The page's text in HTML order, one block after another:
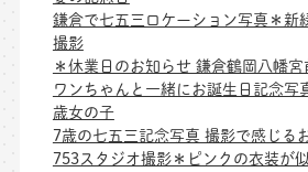
鎌倉で七五三ロケーション写真＊新
撮影
＊休業日のお知らせ 鎌倉鶴岡八幡
ワンちゃんと一緒にお誕生日記念写
歳女の子
7歳の七五三記念写真 撮影で感じる
753スタジオ撮影＊ピンクの衣装が